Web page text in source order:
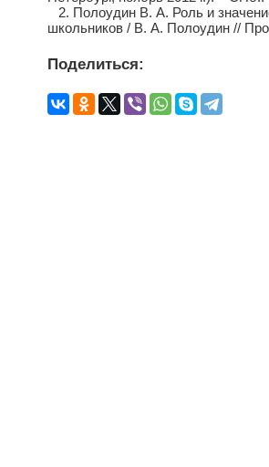
2. Полоудин В. А. Роль и
школьников / В. А. Полоудин //
Поделиться: